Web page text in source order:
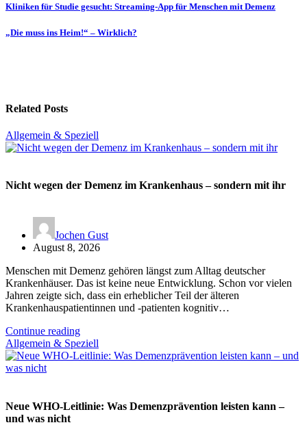
Beitragsnavigation
Kliniken für Studie gesucht: Streaming-App für Menschen mit Demenz
„Die muss ins Heim!“ – Wirklich?
Related Posts
Allgemein & Speziell
Nicht wegen der Demenz im Krankenhaus – sondern mit ihr
Jochen Gust
August 8, 2026
Menschen mit Demenz gehören längst zum Alltag deutscher
Krankenhäuser. Das ist keine neue Entwicklung. Schon vor vielen
Jahren zeigte sich, dass ein erheblicher Teil der älteren
Krankenhauspatientinnen und -patienten kognitiv…
Continue reading
Allgemein & Speziell
Neue WHO-Leitlinie: Was Demenzprävention leisten kann –
und was nicht